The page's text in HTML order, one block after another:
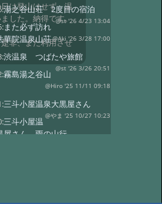
は登山はせず、温
した。納得です。
非、また利用させ
湯之谷山荘 2度目の宿泊
@st '26 4/23 13:04
また必ず訪れ
華院温泉山荘@Aki '26 3/28 17:00
渋温泉 つばたや旅館
@st '26 3/26 20:51
霧島湯之谷山
@Hiro '25 11/11 09:18
三斗小屋温泉大黒屋さん
@やま '25 10/27 10:23
三斗小屋温
屋さん 雨の山行